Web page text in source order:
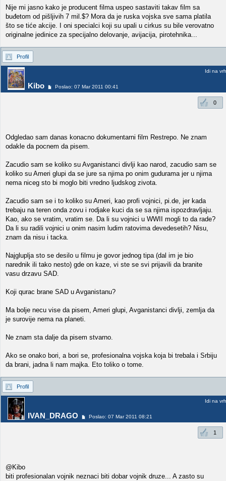
Nije mi jasno kako je producent filma uspeo sastaviti takav film sa
buđetom od pišljivih 7 mil.$? Mora da je ruska vojska sve sama platila
što se tiće akcije. I oni specialci koji su upali u cirkus su bile verovatno
originalne jedinice za specijalno delovanje, avijacija, pirotehnika...
Profil
Kibo Poslao: 07 Mar 2011 00:41
Idi na vrh
0
Odgledao sam danas konacno dokumentarni film Restrepo. Ne znam
odakle da pocnem da pisem.
Zacudio sam se koliko su Avganistanci divlji kao narod, zacudio sam se
koliko su Ameri glupi da se jure sa njima po onim gudurama jer u njima
nema niceg sto bi moglo biti vredno ljudskog zivota.
Zacudio sam se i to koliko su Ameri, kao profi vojnici, pi.de, jer kada
trebaju na teren onda zovu i rodjake kuci da se sa njima ispozdravljaju.
Kao, ako se vratim, vratim se. Da li su vojnici u WWII mogli to da rade?
Da li su radili vojnici u onim nasim ludim ratovima devedesetih? Nisu,
znam da nisu i tacka.
Najgluplja sto se desilo u filmu je govor jednog tipa (dal im je bio
narednik ili tako nesto) gde on kaze, vi ste se svi prijavili da branite
vasu drzavu SAD.
Koji qurac brane SAD u Avganistanu?
Ma bolje necu vise da pisem, Ameri glupi, Avganistanci divlji, zemlja da
je surovije nema na planeti.
Ne znam sta dalje da pisem stvarno.
Ako se onako bori, a bori se, profesionalna vojska koja bi trebala i Srbiju
da brani, jadna li nam majka. Eto toliko o tome.
Profil
IVAN_DRAGO Poslao: 07 Mar 2011 08:21
Idi na vrh
1
@Kibo
biti profesionalan vojnik neznaci biti dobar vojnik druze... A zasto su